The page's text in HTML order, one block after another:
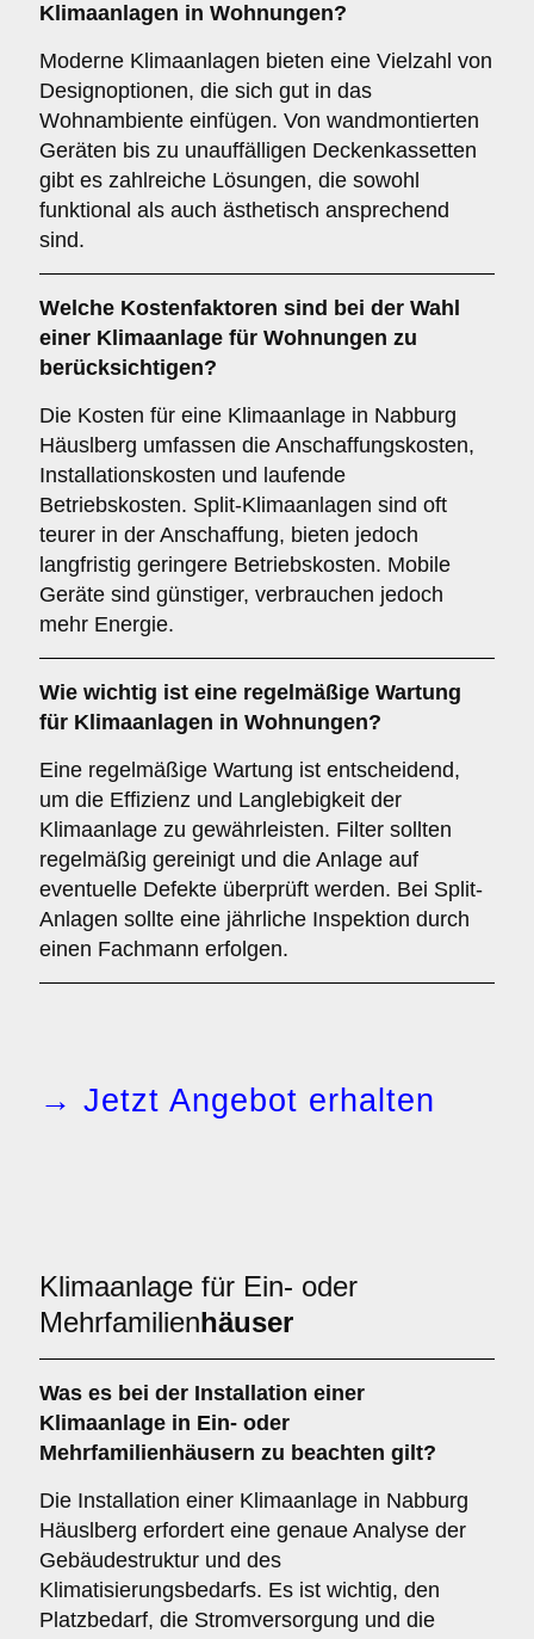
Klimaanlagen in Wohnungen?
Moderne Klimaanlagen bieten eine Vielzahl von
Designoptionen, die sich gut in das
Wohnambiente einfügen. Von wandmontierten
Geräten bis zu unauffälligen Deckenkassetten
gibt es zahlreiche Lösungen, die sowohl
funktional als auch ästhetisch ansprechend
sind.
Welche Kostenfaktoren sind bei der Wahl
einer Klimaanlage für Wohnungen zu
berücksichtigen?
Die Kosten für eine Klimaanlage in Nabburg
Häuslberg umfassen die Anschaffungskosten,
Installationskosten und laufende
Betriebskosten. Split-Klimaanlagen sind oft
teurer in der Anschaffung, bieten jedoch
langfristig geringere Betriebskosten. Mobile
Geräte sind günstiger, verbrauchen jedoch
mehr Energie.
Wie wichtig ist eine regelmäßige Wartung
für Klimaanlagen in Wohnungen?
Eine regelmäßige Wartung ist entscheidend,
um die Effizienz und Langlebigkeit der
Klimaanlage zu gewährleisten. Filter sollten
regelmäßig gereinigt und die Anlage auf
eventuelle Defekte überprüft werden. Bei Split-
Anlagen sollte eine jährliche Inspektion durch
einen Fachmann erfolgen.
→ Jetzt Angebot erhalten
Klimaanlage für Ein- oder
Mehrfamilienhäuser
Was es bei der Installation einer
Klimaanlage in Ein- oder
Mehrfamilienhäusern zu beachten gilt?
Die Installation einer Klimaanlage in Nabburg
Häuslberg erfordert eine genaue Analyse der
Gebäudestruktur und des
Klimatisierungsbedarfs. Es ist wichtig, den
Platzbedarf, die Stromversorgung und die